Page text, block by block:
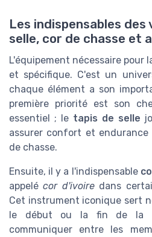
Les indispensables des
selle, cor de chasse et
L'équipement nécessaire pour
et spécifique. C'est un
chaque élément a son
première priorité est son
essentiel ; le tapis de selle
assurer confort et
de chasse.
Ensuite, il y a l'indispensable
appelécor d'ivoiredans
Cet instrument iconique sert
le début ou la fin de la
communiquer entre les